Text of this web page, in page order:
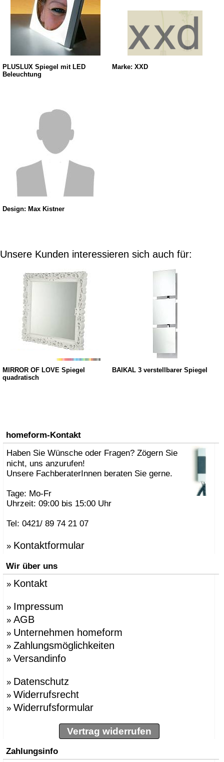
PLUSLUX Spiegel mit LED
Beleuchtung
Marke: XXD
Design: Max Kistner
Unsere Kunden interessieren sich auch für:
MIRROR OF LOVE Spiegel
quadratisch
BAIKAL 3 verstellbarer Spiegel
homeform-Kontakt
Haben Sie Wünsche oder Fragen? Zögern Sie
nicht, uns anzurufen!
Unsere FachberaterInnen beraten Sie gerne.
Tage: Mo-Fr
Uhrzeit: 09:00 bis 15:00 Uhr
Tel: 0421/ 89 74 21 07
» Kontaktformular
Wir über uns
» Kontakt
» Impressum
» AGB
» Unternehmen homeform
» Zahlungsmöglichkeiten
» Versandinfo
» Datenschutz
» Widerrufsrecht
» Widerrufsformular
Vertrag widerrufen
Zahlungsinfo